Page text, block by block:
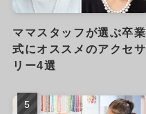
ママスタッフが選ぶ卒業
式にオススメのアクセサ
リー4選